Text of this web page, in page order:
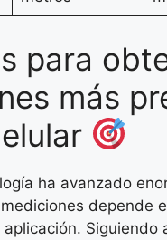
para
más
ha avanzado
depende
Siguiendo